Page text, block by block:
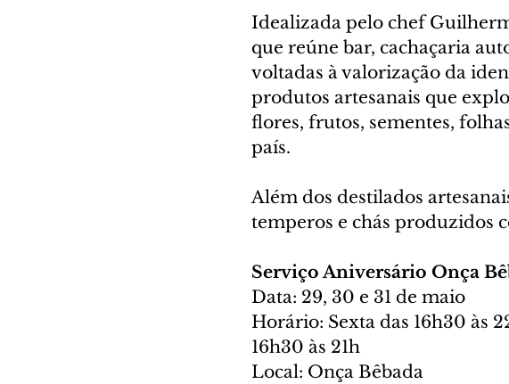
Idealizada pelo chef
que reúne bar, cachaçaria
voltadas à valorização da
produtos artesanais que
flores, frutos, sementes,
país.
Além dos destilados
temperos e chás produzidos
Serviço Aniversário Onça
Data: 29, 30 e 31 de maio
Horário: Sexta das 16h30 às
16h30 às 21h
Local: Onça Bêbada